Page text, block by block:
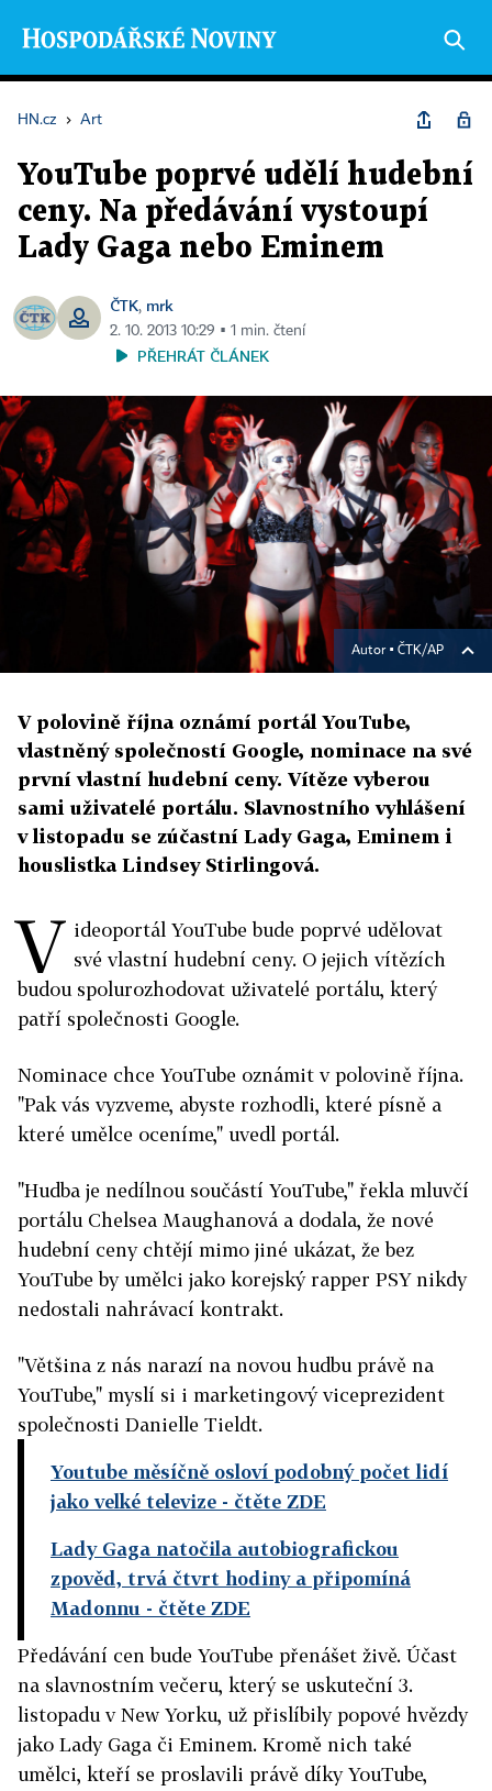
HN.cz › Art
YouTube poprvé udělí hudební
ceny. Na předávání vystoupí
Lady Gaga nebo Eminem
ČTK, mrk
2. 10. 2013 10:29 ▪ 1 min. čtení
PŘEHRÁT ČLÁNEK
Autor ▪ ČTK/AP
V polovině října oznámí portál YouTube,
vlastněný společností Google, nominace na své
první vlastní hudební ceny. Vítěze vyberou
sami uživatelé portálu. Slavnostního vyhlášení
v listopadu se zúčastní Lady Gaga, Eminem i
houslistka Lindsey Stirlingová.
V ideoportál YouTube bude poprvé udělovat
své vlastní hudební ceny. O jejich vítězích
budou spolurozhodovat uživatelé portálu, který
patří společnosti Google.
Nominace chce YouTube oznámit v polovině října.
"Pak vás vyzveme, abyste rozhodli, které písně a
které umělce oceníme," uvedl portál.
"Hudba je nedílnou součástí YouTube," řekla mluvčí
portálu Chelsea Maughanová a dodala, že nové
hudební ceny chtějí mimo jiné ukázat, že bez
YouTube by umělci jako korejský rapper PSY nikdy
nedostali nahrávací kontrakt.
"Většina z nás narazí na novou hudbu právě na
YouTube," myslí si i marketingový viceprezident
společnosti Danielle Tieldt.
Youtube měsíčně osloví podobný počet lidí
jako velké televize - čtěte ZDE
Lady Gaga natočila autobiografickou
zpověd, trvá čtvrt hodiny a připomíná
Madonnu - čtěte ZDE
Předávání cen bude YouTube přenášet živě. Účast
na slavnostním večeru, který se uskuteční 3.
listopadu v New Yorku, už přislíbily popové hvězdy
jako Lady Gaga či Eminem. Kromě nich také
umělci, kteří se proslavili právě díky YouTube,